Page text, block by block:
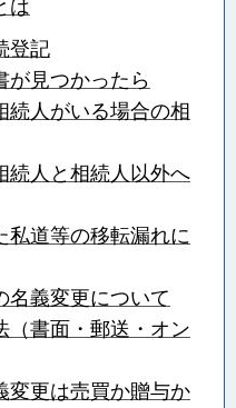
は
登記
が見つかったら
続人がいる場合の相
続人と相続人以外へ
私道等の移転漏れに
名義変更について
（書面・郵送・オン
変更は売買か贈与か